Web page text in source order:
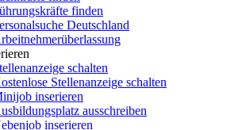
finden
Deutschland
schalten
Stellenanzeige schalten
inserieren
ausschreiben
inserieren